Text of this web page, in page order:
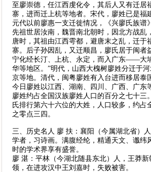
至廖崇德，任江西虔化令，其后人又有迁居
寨，进而迁上杭等地者。宋代，廖姓已是福
元代以前廖惠一支迁徙情况，《兴廖氏族谱
先祖世居汝南，魏晋南北朝时，因北方战乱
唐时，其祖由江西雩都，避唐末之乱，迁于
寨。后子孙因乱，又迁顺昌，廖氏居于闽者
宁化经长汀、上杭、永定，而入广东——大
华等地区。”明代，山西大槐树廖姓分迁于
京等地。清代，闽粤廖姓有入台进而移居泰
今日廖姓以江西、湖南、四川、广西、广东
廖姓约占全国汉族廖姓人口的百分之七十三
氏排行第六十六位的大姓，人口较多，约占
之零点三四。
三、历史名人 廖 扶：襄阳（今属湖北省）
学者，习诗画。满腹经纶，精通天文、谶纬
时的学术界享有盛誉。
廖 湛：平林（今湖北随县东北）人，王莽
领，在进攻汉中王刘嘉时，失败被害。